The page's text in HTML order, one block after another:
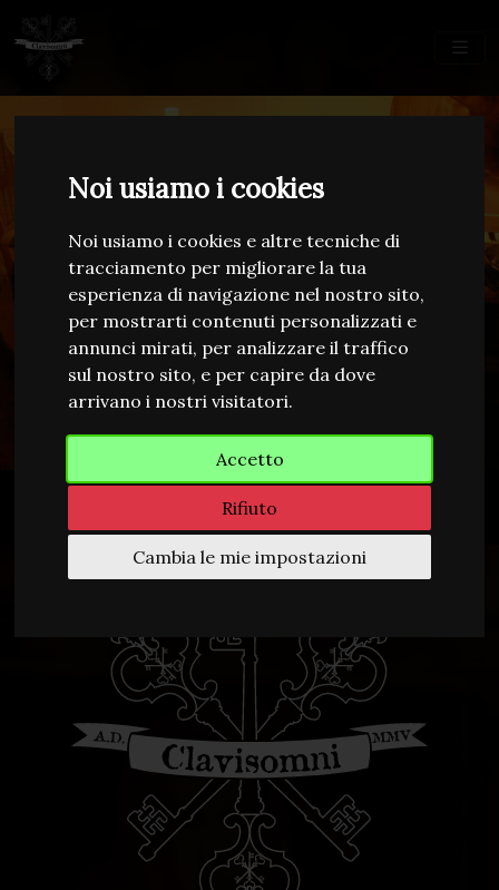
Noi usiamo i cookies
Noi usiamo i cookies e altre tecniche di
tracciamento per migliorare la tua
esperienza di navigazione nel nostro sito,
per mostrarti contenuti personalizzati e
annunci mirati, per analizzare il traffico
sul nostro sito, e per capire da dove
arrivano i nostri visitatori.
Accetto
Rifiuto
Cambia le mie impostazioni
Associazione Clavisomni
LARP Basato sulle opere di H. P.
Lovecraft